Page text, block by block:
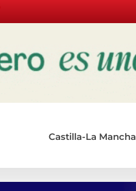
Castilla-La Mancha